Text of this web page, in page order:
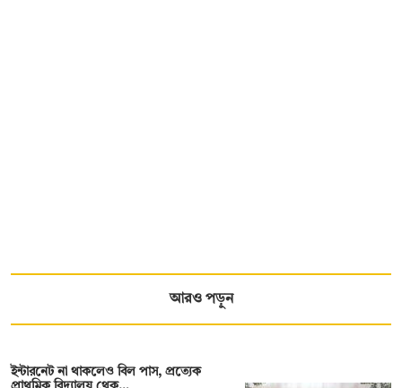
আরও পড়ুন
ইন্টারনেট না থাকলেও বিল পাস, প্রত্যেক